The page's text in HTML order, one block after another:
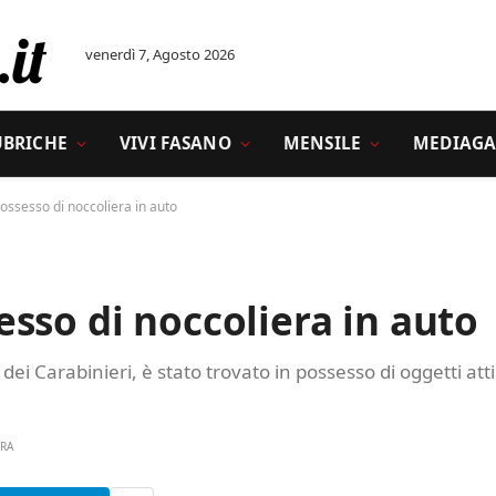
venerdì 7, Agosto 2026
VIVI FASANO MENSILE
di noccoliera in auto
di noccoliera in auto
Carabinieri, è stato trovato in possesso di oggetti atti